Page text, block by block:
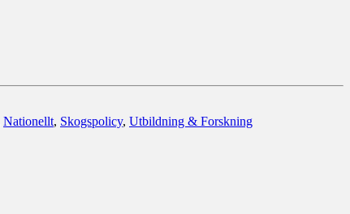
Nationellt, Skogspolicy, Utbildning & Forskning